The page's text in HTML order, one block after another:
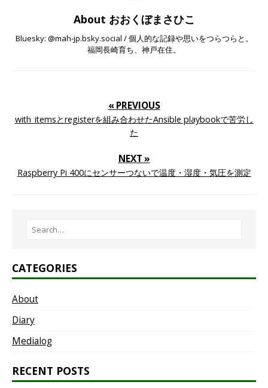
About おおくぼまさひこ
Bluesky: @mah-jp.bsky.social / 個人的な記録や思いをつらつらと。
福岡長崎育ち、神戸在住。
« PREVIOUS
with_itemsとregisterを組み合わせたAnsible playbookで苦労し
た
NEXT »
Raspberry Pi 400にセンサーつないで温度・湿度・気圧を測定
CATEGORIES
About
Diary
Medialog
RECENT POSTS